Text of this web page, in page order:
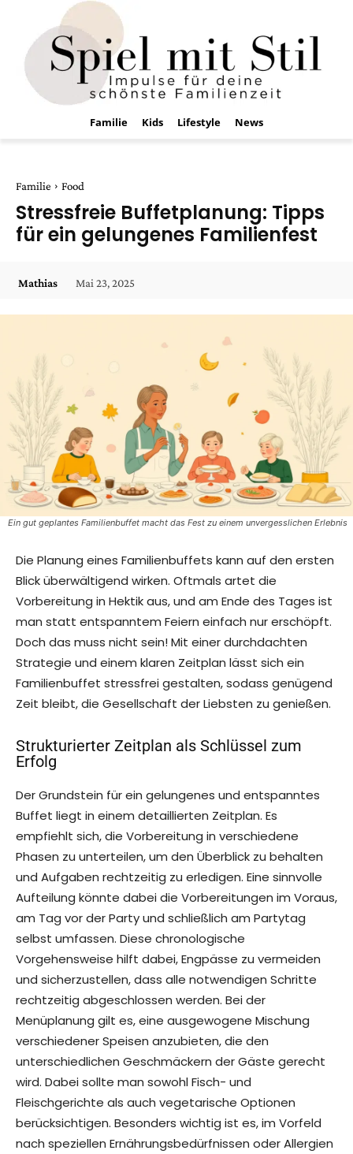
Familie Kids Lifestyle News
Familie Food
Stressfreie Buffetplanung: Tipps
für ein gelungenes Familienfest
Mathias Mai 23, 2025
Ein gut geplantes Familienbuffet macht das Fest zu einem unvergesslichen Erlebnis
Die Planung eines Familienbuffets kann auf den ersten
Blick überwältigend wirken. Oftmals artet die
Vorbereitung in Hektik aus, und am Ende des Tages ist
man statt entspanntem Feiern einfach nur erschöpft.
Doch das muss nicht sein! Mit einer durchdachten
Strategie und einem klaren Zeitplan lässt sich ein
Familienbuffet stressfrei gestalten, sodass genügend
Zeit bleibt, die Gesellschaft der Liebsten zu genießen.
Strukturierter Zeitplan als Schlüssel zum
Erfolg
Der Grundstein für ein gelungenes und entspanntes
Buffet liegt in einem detaillierten Zeitplan. Es
empfiehlt sich, die Vorbereitung in verschiedene
Phasen zu unterteilen, um den Überblick zu behalten
und Aufgaben rechtzeitig zu erledigen. Eine sinnvolle
Aufteilung könnte dabei die Vorbereitungen im Voraus,
am Tag vor der Party und schließlich am Partytag
selbst umfassen. Diese chronologische
Vorgehensweise hilft dabei, Engpässe zu vermeiden
und sicherzustellen, dass alle notwendigen Schritte
rechtzeitig abgeschlossen werden. Bei der
Menüplanung gilt es, eine ausgewogene Mischung
verschiedener Speisen anzubieten, die den
unterschiedlichen Geschmäckern der Gäste gerecht
wird. Dabei sollte man sowohl Fisch- und
Fleischgerichte als auch vegetarische Optionen
berücksichtigen. Besonders wichtig ist es, im Vorfeld
nach speziellen Ernährungsbedürfnissen oder Allergien